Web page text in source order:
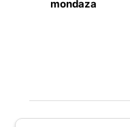
mondaza